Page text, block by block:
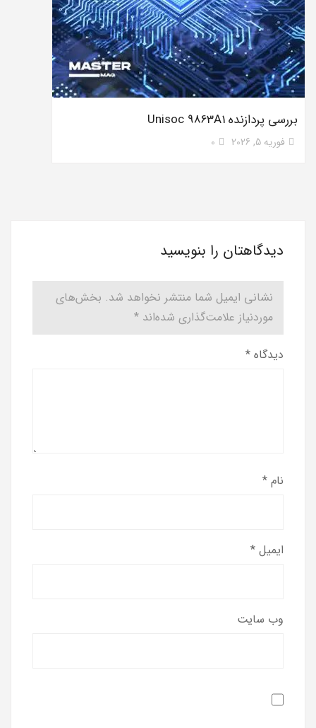
بررسی پردازنده Unisoc 9863A1
فوریه 5, 2026 0
دیدگاهتان را بنویسید
نشانی ایمیل شما منتشر نخواهد شد. بخش‌های
موردنیاز علامت‌گذاری شده‌اند *
دیدگاه *
نام *
ایمیل *
وب‌ سایت